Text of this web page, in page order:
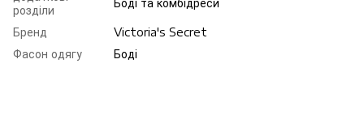
розділи
Бренд
Victoria's Secret
Фасон одягу
Боді